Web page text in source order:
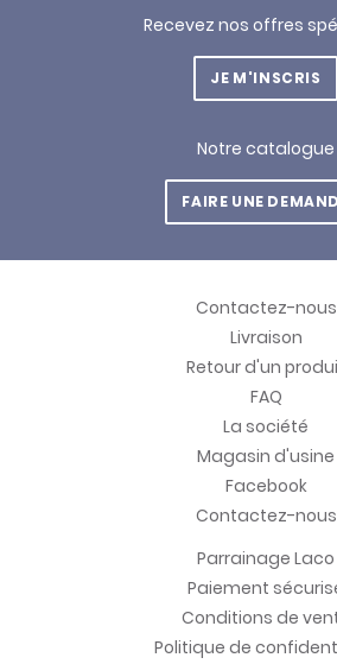
Recevez nos offres
JE M'INSCRIS
Notre catalogue
FAIRE UNE
Contactez-nous
Livraison
Retour d'un
FAQ
La société
Magasin d'usine
Facebook
Contactez-nous
Parrainage Laco
Paiement
Conditions de
Politique de